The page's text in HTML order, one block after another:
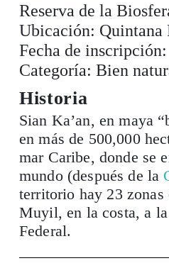
Reserva de la
Ubicación: Quintana
Fecha de
Categoría: Bien
Historia
Sian Ka’an, en maya
en más de 500,000
mar Caribe, donde se
mundo (después de la
territorio hay 23
Muyil, en la costa, a la
Federal.